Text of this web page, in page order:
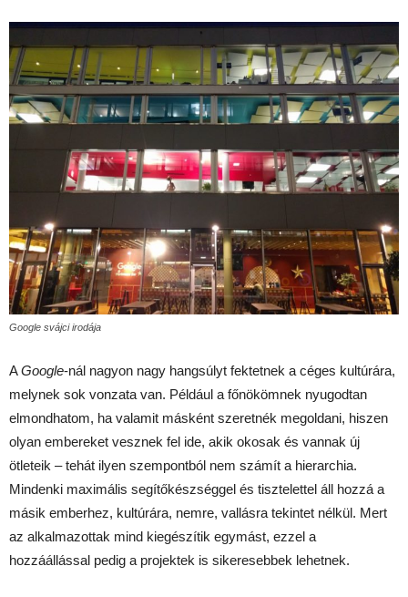
Google svájci irodája
AGoogle-nál nagyon nagy hangsúlyt fektetnek a céges kultúrára,
melynek sok vonzata van. Például a főnökömnek nyugodtan
elmondhatom, ha valamit másként szeretnék megoldani, hiszen
olyan embereket vesznek fel ide, akik okosak és vannak új
ötleteik – tehát ilyen szempontból nem számít a hierarchia.
Mindenki maximális segítőkészséggel és tisztelettel áll hozzá a
másik emberhez, kultúrára, nemre, vallásra tekintet nélkül. Mert
az alkalmazottak mind kiegészítik egymást, ezzel a
hozzáállással pedig a projektek is sikeresebbek lehetnek.